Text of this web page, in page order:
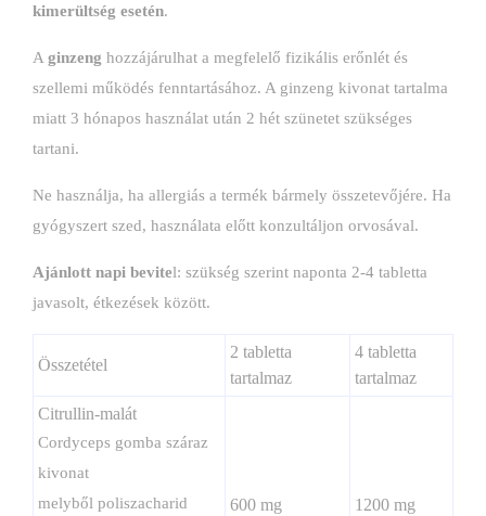
kimerültség esetén.
Aginzeng hozzájárulhat a megfelelő fizikális erőnlét és
szellemi működés fenntartásához. A ginzeng kivonat tartalma
miatt 3 hónapos használat után 2 hét szünetet szükséges
tartani.
Ne használja, ha allergiás a termék bármely összetevőjére. Ha
gyógyszert szed, használata előtt konzultáljon orvosával.
Ajánlott napi bevitel: szükség szerint naponta 2-4 tabletta
javasolt, étkezések között.
Összetétel
2 tabletta
tartalmaz
4 tabletta
tartalmaz
Citrullin-malát
Cordyceps gomba száraz
kivonat
melyből poliszacharid
600 mg 1200 mg